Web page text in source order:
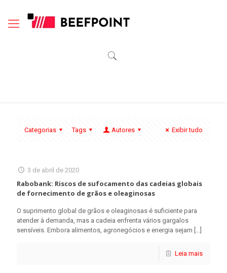
Categorias Tags Autores Exibir tudo
3 de abril de 2020
Rabobank: Riscos de sufocamento das cadeias globais
de fornecimento de grãos e oleaginosas
O suprimento global de grãos e oleaginosas é suficiente para
atender à demanda, mas a cadeia enfrenta vários gargalos
sensíveis. Embora alimentos, agronegócios e energia sejam […]
Leia mais